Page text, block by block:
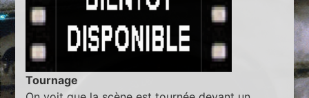
Tournage